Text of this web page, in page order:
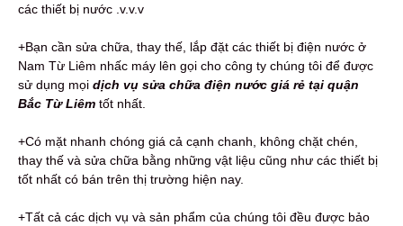
các thiết bị nước .v.v.v
+Bạn cần sửa chữa, thay thế, lắp đặt các thiết bị điện nước ở
Nam Từ Liêm nhấc máy lên gọi cho công ty chúng tôi để được
sử dụng mọi dịch vụ sửa chữa điện nước giá rẻ tại quận
Bắc Từ Liêm tốt nhất.
+Có mặt nhanh chóng giá cả cạnh chanh, không chặt chén,
thay thế và sửa chữa bằng những vật liệu cũng như các thiết bị
tốt nhất có bán trên thị trường hiện nay.
+Tất cả các dịch vụ và sản phẩm của chúng tôi đều được bảo